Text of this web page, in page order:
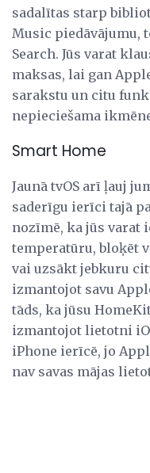
sadalītas starp
Music piedāvājumu,
Search. Jūs varat
maksas, lai gan
sarakstu un citu
nepieciešama
Smart Home
Jaunā tvOS arī ļauj
saderīgu ierīci tajā
nozīmē, ka jūs varat
temperatūru, bloķēt
vai uzsākt jebkuru
izmantojot savu
tāds, ka jūsu
izmantojot lietotni
iPhone ierīcē, jo
nav savas mājas